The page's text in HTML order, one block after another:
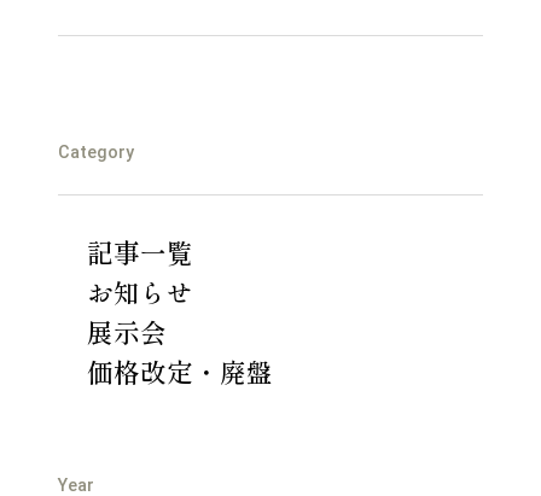
Category
記事一覧
お知らせ
展示会
価格改定・廃盤
Year